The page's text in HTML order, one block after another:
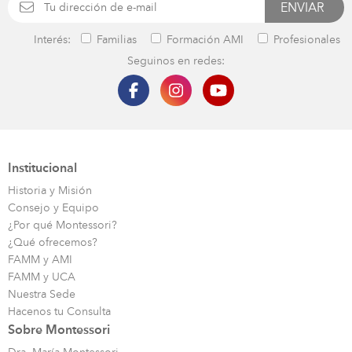
Interés: Familias Formación AMI
Profesionales
Seguinos en redes:
Institucional
Historia y Misión
Consejo y Equipo
¿Por qué Montessori?
¿Qué ofrecemos?
FAMM y AMI
FAMM y UCA
Nuestra Sede
Hacenos tu Consulta
Sobre Montessori